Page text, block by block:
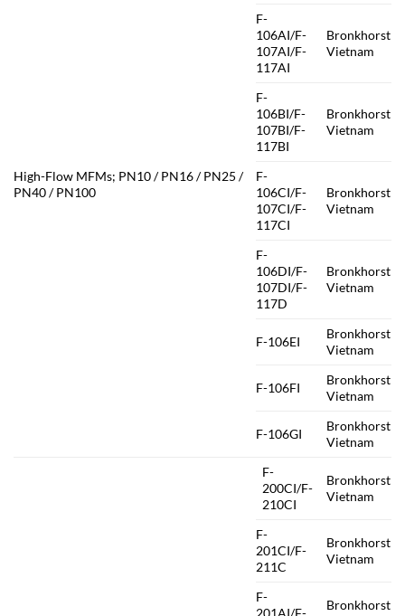
High-Flow MFMs; PN10 / PN16 / PN25 /
PN40 / PN100
F-
106AI/F-
107AI/F-
117AI
Bronkhorst
Vietnam
F-
106BI/F-
107BI/F-
117BI
Bronkhorst
Vietnam
F-
106CI/F-
107CI/F-
117CI
Bronkhorst
Vietnam
F-
106DI/F-
107DI/F-
117D
Bronkhorst
Vietnam
F-106EI
Bronkhorst
Vietnam
F-106FI
Bronkhorst
Vietnam
F-106GI
Bronkhorst
Vietnam
F-
200CI/F-
210CI
Bronkhorst
Vietnam
F-
201CI/F-
211C
Bronkhorst
Vietnam
F-
201AI/F-
Bronkhorst